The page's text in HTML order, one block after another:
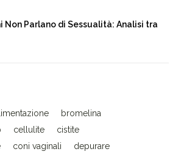
Non Parlano di Sessualità: Analisi tra
bromelina
cellulite
cistite
coni vaginali
depurare